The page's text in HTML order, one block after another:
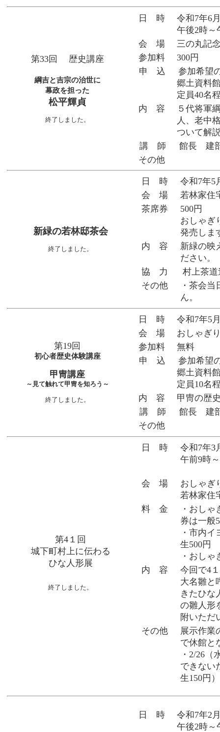
第33回 歴史講座
綱吉と吉宗の治世に
幕政を担った
松平輝貞
終了しました。
日 時
令和7年6
午後2時～
会 場
三の丸記
参加料
300円
申 込
参加希望
郷土資料
定員40名
内 容
５代将軍
人、老中
ついて解
講 師
館長 建
その他
新緑の若林邸茶会
終了しました。
日 時
令和7年5
会 場
若林家住
茶席券
500円
おしゃぎ
発売しま
内 容
新緑の映
ださい。
協 力
村上茶道
その他
・茶会
ん。
第19回
初心者歴史体験講座
甲冑講座
～見て触れて甲冑を知ろう～
終了しました。
日 時
令和7年5
会 場
おしゃぎ
参加料
無料
申 込
参加希望
郷土資料
定員10名
内 容
甲冑の歴
講 師
館長 建
その他
第4１回
城下町村上に伝わる
ひな人形展
終了しました。
日 時
令和7年3
午前9時
会 場
おしゃぎ
若林家住
料 金
・おし
券は一般
・市内
生500円
・おし
内 容
今回で4
大名雛と
きたひな
の雛人形
附いただ
その他
展示作業
で休館と
・2/26（
できない
生150円
日 時
令和7年2
午後2時～